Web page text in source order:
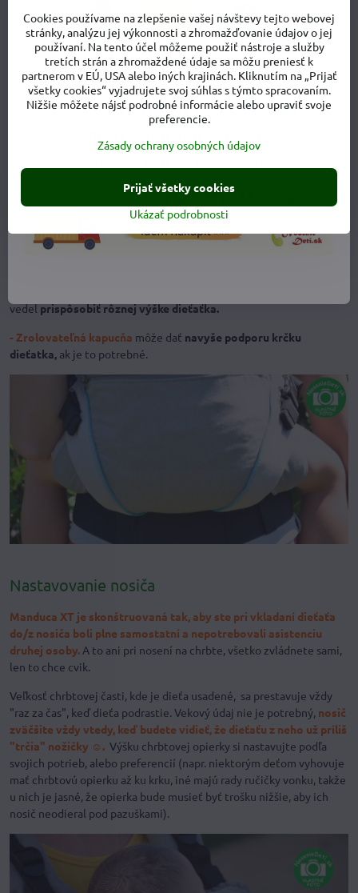
minimálne vo výške zadočka, alebo vyššie. Dieťa je tak bezpečne
nosené v pozícii, ktorá zabezpečujezdravý vývin bedrových
kĺbikov.
- Nosič je možné zmenšiť aj na novorodeneckú veľkosť,takže
bábätko nie je nútené príliš roznožovať nožičky, aby sa prispôsobilo
veľkosti nosiča, ale nosič sa prispôsobí jeho možnostiam.
- Priebežné zväčšovanie spodnej časti, kde sedí dieťatko.
je možné zväčšiť až na46 cm,takžeaj odrastenejšie dieťa bude
mať stále nožičky podoprené od kolienka ku kolienku.
- V oblasti pod kolienkami je nosič mäkučko vyvatovaný,
táto časť dieťatko neotláča.
- Na chrbátiku je iba jedna vrstva tkaniny,
nosič je vzdušný
vedelprispôsobiť rôznej výške dieťaťka.
- Zrolovateľná kapucňa môže dať navyše podporu krčku
dieťatka, ak je to potrebné.
Nastavovanie nosiča
Manduca XT je skonštruovaná tak, aby ste pri vkladaní dieťaťa
do/z nosiča boli plne samostatní a nepotrebovali asistenciu
druhej osoby. A to ani pri nosení na chrbte, všetko zvládnete sami,
len to chce cvik.
Veľkosť chrbtovej časti, kde je dieťa usadené, sa prestavuje vždy
"raz za čas", keď dieťa podrastie. Vekový údaj nie je potrebný, nosič
zväčšite vždy vtedy, keď budete vidieť, že dieťaťu z neho už príliš
"trčia" nožičky ☺. Výšku chrbtovej opierky si nastavujte podľa
svojich potrieb, alebo preferencií (napr. niektorým deťom vyhovuje
mať chrbtovú opierku až ku krku, iné majú rady ručičky vonku, takže
u nich je jasné, že opierka bude musieť byť trošku nižšie, aby ich
nosič neodieral pod pazuškami).
Cookies používame na zlepšenie vašej návštevy tejto webovej
stránky, analýzu jej výkonnosti a zhromažďovanie údajov o jej
používaní. Na tento účel môžeme použiť nástroje a služby
tretích strán a zhromaždené údaje sa môžu preniesť k
partnerom v EÚ, USA alebo iných krajinách. Kliknutím na „Prijať
všetky cookies“ vyjadrujete svoj súhlas s týmto spracovaním.
Nižšie môžete nájsť podrobné informácie alebo upraviť svoje
preferencie.
Zásady ochrany osobných údajov
Ukázať podrobnosti
Prijať všetky cookies